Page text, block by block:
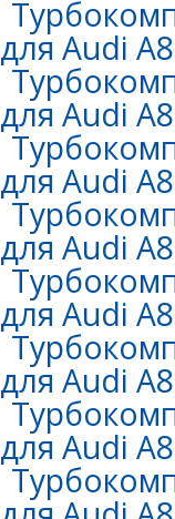
для Audi
для Audi
для Audi
для Audi
для Audi
для Audi
для Audi